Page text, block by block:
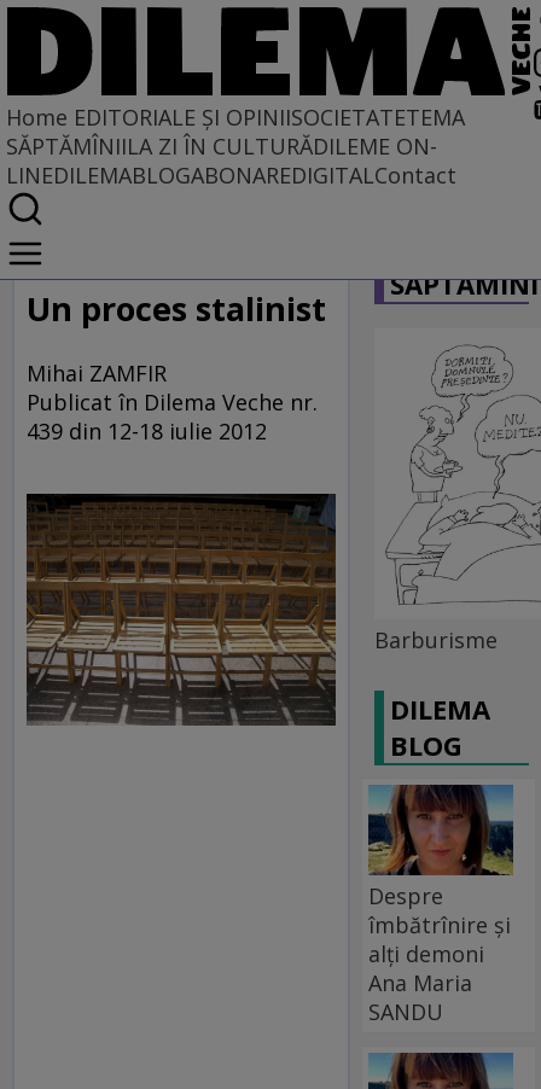
Home EDITORIALE ȘI OPINIISOCIETATETEMA
SĂPTĂMÎNIILA ZI ÎN CULTURĂDILEME ON-
LINEDILEMABLOGABONAREDIGITALContact
Home
EDITORIALE ȘI OPINII
TÎLC SHOW
Un proces stalinist
Mihai ZAMFIR
Publicat în Dilema Veche nr.
439 din 12-18 iulie 2012
Barburisme
DILEMA
BLOG
Despre
îmbătrînire și
alți demoni
Ana Maria
SANDU